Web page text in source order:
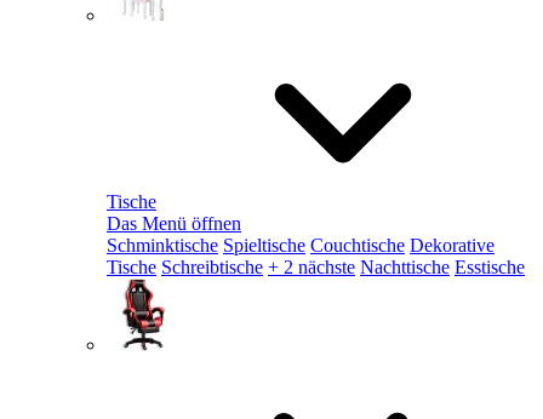
Tische
Das Menü öffnen
Schminktische Spieltische Couchtische Dekorative
Tische Schreibtische + 2 nächste Nachttische Esstische